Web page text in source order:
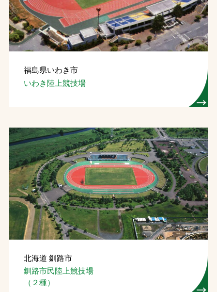
福島県いわき市
いわき陸上競技場
北海道 釧路市
釧路市民陸上競技場
（２種）